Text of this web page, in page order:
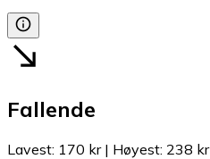
Fallende
Lavest: 170 kr| Høyest: 238 kr